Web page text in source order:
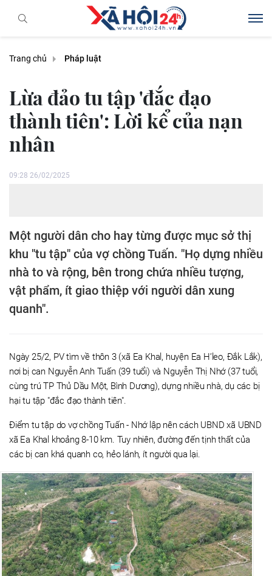
Trang chủ Pháp luật
Lừa đảo tu tập 'đắc đạo
thành tiên': Lời kể của nạn
nhân
09:28 26/02/2025
Một người dân cho hay từng được mục sở thị
khu "tu tập" của vợ chồng Tuấn. "Họ dựng nhiều
nhà to và rộng, bên trong chứa nhiều tượng,
vật phẩm, ít giao thiệp với người dân xung
quanh".
Ngày 25/2, PV tìm về thôn 3 (xã Ea Khal, huyện Ea H’leo, Đắk Lắk),
nơi bị can Nguyễn Anh Tuấn (39 tuổi) và Nguyễn Thị Nhớ (37 tuổi,
cùng trú TP Thủ Dầu Một, Bình Dương), dựng nhiều nhà, dụ các bị
hại tu tập "đắc đạo thành tiên".
Điểm tu tập do vợ chồng Tuấn - Nhớ lập nên cách UBND xã UBND
xã Ea Khal khoảng 8-10 km. Tuy nhiên, đường đến tịnh thất của
các bị can khá quanh co, hẻo lánh, ít người qua lại.